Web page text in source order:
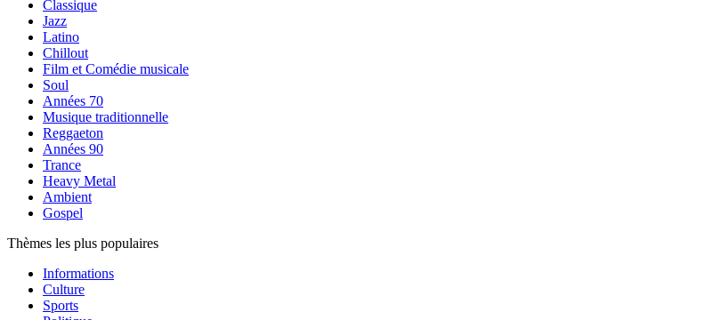
Classique
Jazz
Latino
Chillout
Film et Comédie musicale
Soul
Années 70
Musique traditionnelle
Reggaeton
Années 90
Trance
Heavy Metal
Ambient
Gospel
Thèmes les plus populaires
Informations
Culture
Sports